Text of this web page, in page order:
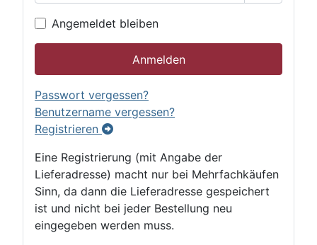
Passwort
Angemeldet bleiben
Anmelden
Passwort vergessen?
Benutzername vergessen?
Registrieren
Eine Registrierung (mit Angabe der
Lieferadresse) macht nur bei Mehrfachkäufen
Sinn, da dann die Lieferadresse gespeichert
ist und nicht bei jeder Bestellung neu
eingegeben werden muss.